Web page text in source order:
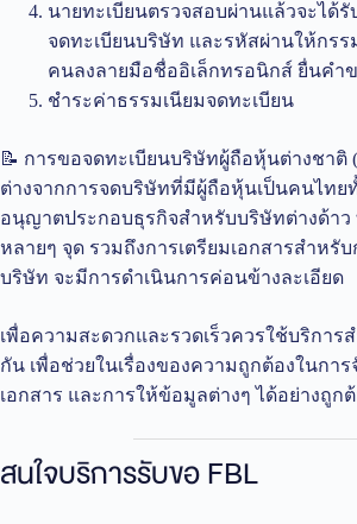
นายทะเบียนตรวจสอบผ่านแล้วจะได้
จดทะเบียนบริษัท และรหัสผ่านให้กร
คนลงลายมือชื่ออิเล็กทรอนิกส์ ยื่นคำ
ชำระค่าธรรมเนียมจดทะเบียน
📝 การขอจดทะเบียนบริษัทผู้ถือหุ้นต่างชาติ
ต่างจากการจดบริษัทที่มีผู้ถือหุ้นเป็นคนไทย
อนุญาตประกอบธุรกิจสำหรับบริษัทต่างด้า
หลายๆ จุด รวมถึงการเตรียมเอกสารสำหรั
บริษัท จะมีการดำเนินการค่อนข้างละเอียด
เพื่อความสะดวกและรวดเร็วควรใช้บริกา
กัน เพื่อช่วยในเรื่องของความถูกต้องในการ
เอกสาร และการให้ข้อมูลต่างๆ ได้อย่างถูก
สนใจบริการรับขอ FBL